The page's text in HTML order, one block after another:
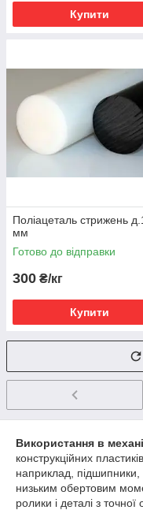
Купити
Поліацеталь стрижень
мм
Готово до відправки
300 ₴/кг
Купити
Використання в
конструкційних
наприклад, підшипники,
низьким обертовим
ролики і деталі з